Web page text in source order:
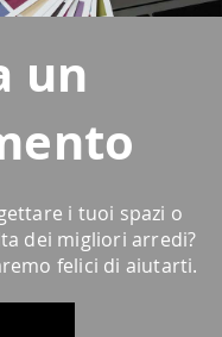
un
i tuoi spazi o
dei migliori arredi?
felici di aiutarti.